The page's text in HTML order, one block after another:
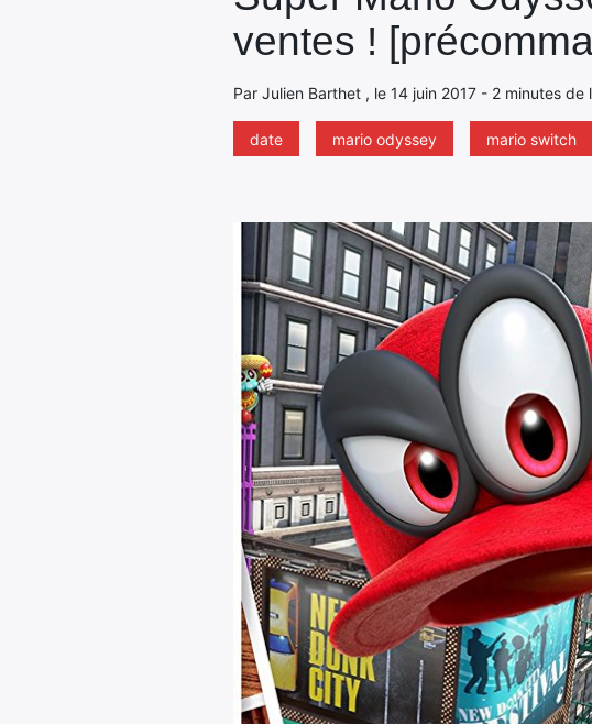
ventes !
Par Julien Barthet , le 14 juin 2017 - 2 minutes de
date mario odyssey mario switch